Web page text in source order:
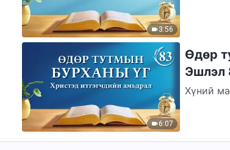
3:56
6:07
Өдөр
Эшлэл
Хүний